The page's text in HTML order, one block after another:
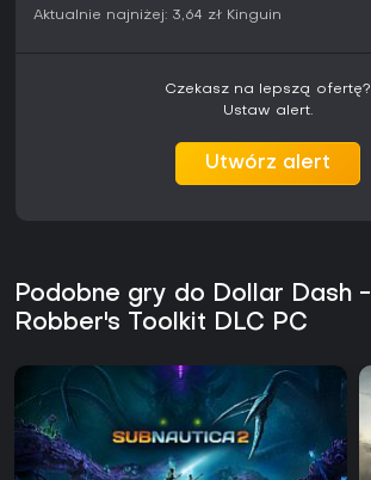
Aktualnie najniżej: 3,64 zł Kinguin
Czekasz na lepszą ofertę?
Ustaw alert.
Utwórz alert
Podobne gry do Dollar Dash -
Robber's Toolkit DLC PC